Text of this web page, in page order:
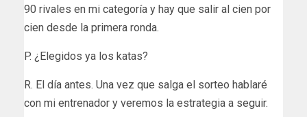
90 rivales en mi categoría y hay que salir al cien por
cien desde la primera ronda.
P. ¿Elegidos ya los katas?
R. El día antes. Una vez que salga el sorteo hablaré
con mi entrenador y veremos la estrategia a seguir.